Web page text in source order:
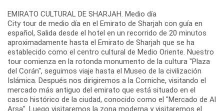
EMIRATO CULTURAL DE SHARJAH. Medio día
City tour de medio día en el Emirato de Sharjah con guía en
español, Salida desde el hotel en un recorrido de 20 minutos
aproximadamente hasta el Emirato de Sharjah que se ha
establecido como el centro cultural de Medio Oriente. Nuestro
tour comienza en la rotonda monumento de la cultura "Plaza
del Corán", seguimos viaje hasta el Museo de la civilización
Islámica. Después nos dirigiremos a la Corniche, visitando el
mercado más antiguo del emirato que está situado en el
casco histórico de la ciudad, conocido como el "Mercado de Al
Arsa". Luego visitaremos la zona moderna y visitaremos el